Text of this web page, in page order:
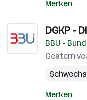
Merken
DGKP -
BBU -
Gestern
Merken